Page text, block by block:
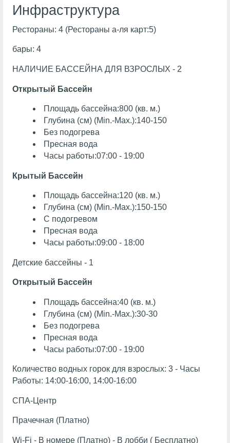
Инфраструктура
Рестораны: 4 (Рестораны а-ля карт:5)
бары: 4
НАЛИЧИЕ БАССЕЙНА ДЛЯ ВЗРОСЛЫХ - 2
Открытый Бассейн
Площадь бассейна:800 (кв. м.)
Глубина (см) (Min.-Max.):140-150
Без подогрева
Пресная вода
Часы работы:07:00 - 19:00
Крытый Бассейн
Площадь бассейна:120 (кв. м.)
Глубина (см) (Min.-Max.):150-150
С подогревом
Пресная вода
Часы работы:09:00 - 18:00
Детские бассейны - 1
Открытый Бассейн
Площадь бассейна:40 (кв. м.)
Глубина (см) (Min.-Max.):30-30
Без подогрева
Пресная вода
Часы работы:07:00 - 19:00
Количество водных горок для взрослых: 3 - Часы
Работы: 14:00-16:00, 14:00-16:00
СПА-Центр
Прачечная (Платно)
Wi-Fi - В номере (Платно) - В лобби ( Бесплатно)